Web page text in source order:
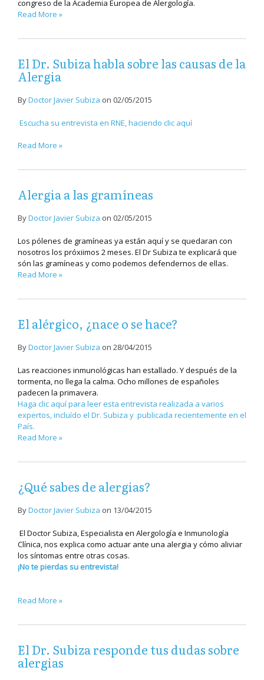
congreso de la Academia Europea de Alergología.
Read More »
El Dr. Subiza habla sobre las causas de la
Alergia
ByDoctor Javier Subiza on 02/05/2015
Escucha su entrevista en RNE, haciendo clic aquí
Read More »
Alergia a las gramíneas
ByDoctor Javier Subiza on 02/05/2015
Los pólenes de gramíneas ya están aquí y se quedaran con
nosotros los próxiimos 2 meses. El Dr Subiza te explicará que
són las gramíneas y como podemos defendernos de ellas.
Read More »
El alérgico, ¿nace o se hace?
ByDoctor Javier Subiza on 28/04/2015
Las reacciones inmunológicas han estallado. Y después de la
tormenta, no llega la calma. Ocho millones de españoles
padecen la primavera.
Haga clic aquí para leer esta entrevista realizada a varios
expertos, incluído el Dr. Subiza y publicada recientemente en el
País.
Read More »
¿Qué sabes de alergias?
ByDoctor Javier Subiza on 13/04/2015
El Doctor Subiza, Especialista en Alergología e Inmunología
Clínica, nos explica como actuar ante una alergia y cómo aliviar
los síntomas entre otras cosas.
¡No te pierdas su entrevista!
Read More »
El Dr. Subiza responde tus dudas sobre
alergias